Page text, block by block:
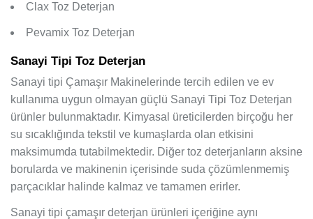
Clax Toz Deterjan
Pevamix Toz Deterjan
Sanayi Tipi Toz Deterjan
Sanayi tipi Çamaşır Makinelerinde tercih edilen ve ev
kullanıma uygun olmayan güçlü Sanayi Tipi Toz Deterjan
ürünler bulunmaktadır. Kimyasal üreticilerden birçoğu her
su sıcaklığında tekstil ve kumaşlarda olan etkisini
maksimumda tutabilmektedir. Diğer toz deterjanların aksine
borularda ve makinenin içerisinde suda çözümlenmemiş
parçacıklar halinde kalmaz ve tamamen erirler.
Sanayi tipi çamaşır deterjan ürünleri içeriğine aynı